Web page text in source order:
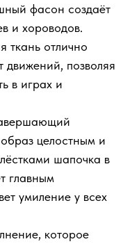
фасон создаёт
и хороводов.
ткань отлично
движений, позволяя
в играх и
целостным и
шапочка в
главным
умиление у всех
которое